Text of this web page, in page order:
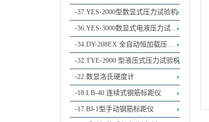
-37.YES-2000型数显式压力试验机
-36.YES-3000数显式电液压力试验
机
-34.DY-208EX 全自动恒加载压力
试验机
-32.TYE-2000 型液压式压力试验机
-22.数显洛氏硬度计
-18.LB-40 连续式钢筋标距仪
-17.BJ-1型手动钢筋标距仪